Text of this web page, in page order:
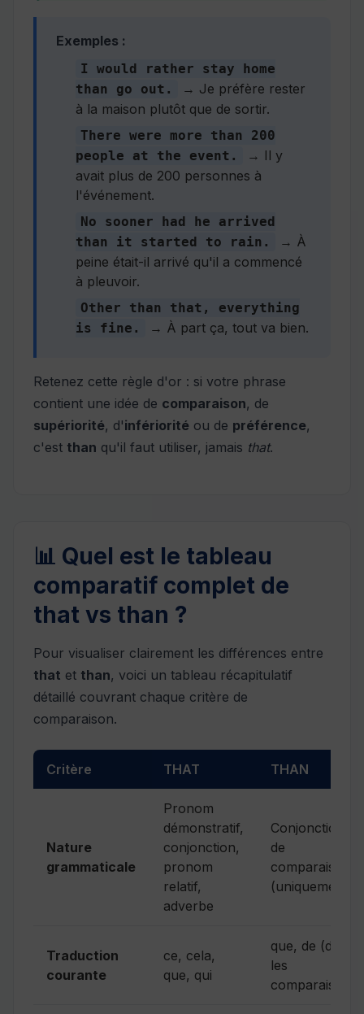
Exemples :
I would rather stay home
than go out.
→ Je préfère rester
à la maison plutôt que de sortir.
There were more than 200
people at the event.
→ Il y
avait plus de 200 personnes à
l'événement.
No sooner had he arrived
than it started to rain.
→ À
peine était-il arrivé qu'il a commencé
à pleuvoir.
Other than that, everything
is fine.
→ À part ça, tout va bien.
Retenez cette règle d'or : si votre phrase
contient une idée de comparaison, de
supériorité, d'infériorité ou de préférence,
c'est than qu'il faut utiliser, jamais that.
📊 Quel est le tableau
comparatif complet de
that vs than ?
Pour visualiser clairement les différences entre
that et than, voici un tableau récapitulatif
détaillé couvrant chaque critère de
comparaison.
Critère THAT THAN
Nature
grammaticale
Pronom
démonstratif,
conjonction,
pronom
relatif,
adverbe
Conjonction
de
comparaison
(uniquement)
Traduction
courante
ce, cela,
que, qui
que, de (dans
les
comparaisons)